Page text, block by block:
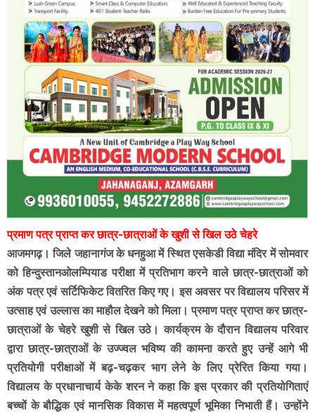
प्रमाण पत्र प्राप्त कर छात्र-छात्राओं के खुशी से खिल उठे चेहरे
आजमगढ़। जिले जहानागंज के धनहुआ में स्थित एसकेडी विद्या मंदिर में सोमवार
को हिन्दुस्तानओलम्पियाड परीक्षा में प्रतिभाग करने वाले छात्र-छात्राओं को
अंक पत्र एवं सर्टिफिकेट वितरित किए गए। इस अवसर पर विद्यालय परिसर में
उत्साह एवं उल्लास का माहौल देखने को मिला। प्रमाण पत्र प्राप्त कर छात्र-
छात्राओं के चेहरे खुशी से खिल उठे। कार्यक्रम के दौरान विद्यालय परिवार
द्वारा छात्र-छात्राओं के उज्ज्वल भविष्य की कामना करते हुए उन्हें आगे भी
प्रतियोगी परीक्षाओं में बढ़-चढ़कर भाग लेने के लिए प्रेरित किया गया।
विद्यालय के प्रधानाचार्य केके शरन ने कहा कि इस प्रकार की प्रतियोगिताएं
बच्चों के बौद्धिक एवं मानसिक विकास में महत्वपूर्ण भूमिका निभाती हैं। उन्होंने